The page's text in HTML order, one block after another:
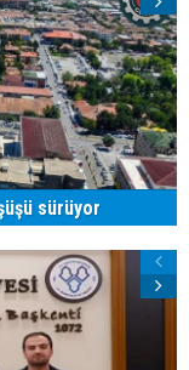
sürüyor